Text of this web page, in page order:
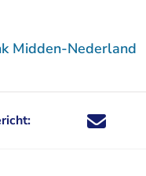
Midden-Nederland
Deel dit
Deel dit
Deel dit
Deel